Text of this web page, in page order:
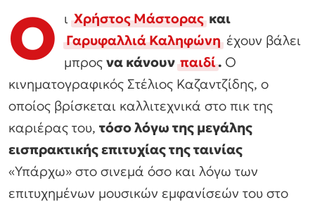
Ο ιΧρήστος Μάστοραςκαι
Γαρυφαλλιά Καληφώνηέχουν βάλει
μπρος να κάνουνπαιδί. Ο
κινηματογραφικός Στέλιος Καζαντζίδης, ο
οποίος βρίσκεται καλλιτεχνικά στο πικ της
καριέρας του, τόσο λόγω της μεγάλης
εισπρακτικής επιτυχίας της ταινίας
«Υπάρχω» στο σινεμά όσο και λόγω των
επιτυχημένων μουσικών εμφανίσεών του στο